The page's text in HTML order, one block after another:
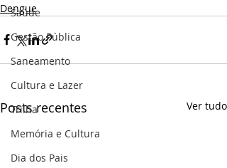
Saúde
Gestão Pública
Saneamento
Cultura e Lazer
Trilha
Memória e Cultura
Dia dos Pais
Dengue
Posts recentes Ver tudo